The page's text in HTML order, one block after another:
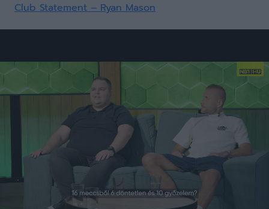
Club Statement – Ryan Mason